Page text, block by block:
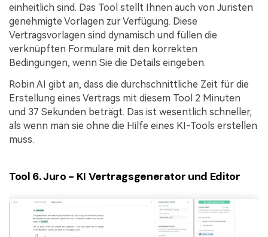
einheitlich sind. Das Tool stellt Ihnen auch von Juristen
genehmigte Vorlagen zur Verfügung. Diese
Vertragsvorlagen sind dynamisch und füllen die
verknüpften Formulare mit den korrekten
Bedingungen, wenn Sie die Details eingeben.
Robin AI gibt an, dass die durchschnittliche Zeit für die
Erstellung eines Vertrags mit diesem Tool 2 Minuten
und 37 Sekunden beträgt. Das ist wesentlich schneller,
als wenn man sie ohne die Hilfe eines KI-Tools erstellen
muss.
Tool 6. Juro - KI Vertragsgenerator und Editor